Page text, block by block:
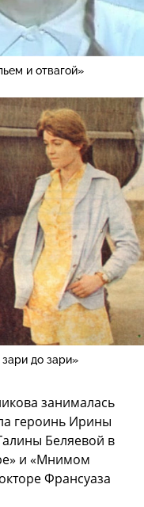
и отвагой»
до зари»
занималась
героинь Ирины
Беляевой в
и «Мнимом
Франсуаза